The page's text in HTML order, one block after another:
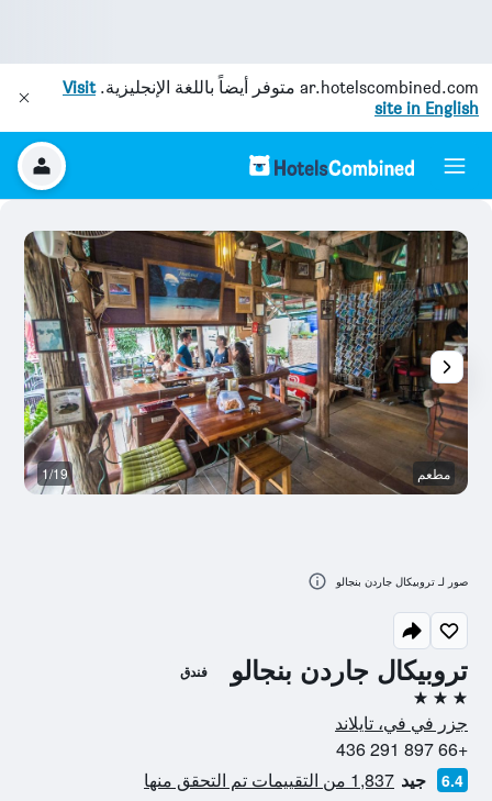
ar.hotelscombined.com متوفر أيضاً باللغة الإنجليزية.Visit
site in English
تروبيكال جاردن بنجالو فندق
3 نجوم
جزر في في، تايلاند
+66 897 291 436
6.4 جيد 1,837 من التقييمات تم التحقق منها
مطعم 1/19
صور لـ تروبيكال جاردن بنجالو